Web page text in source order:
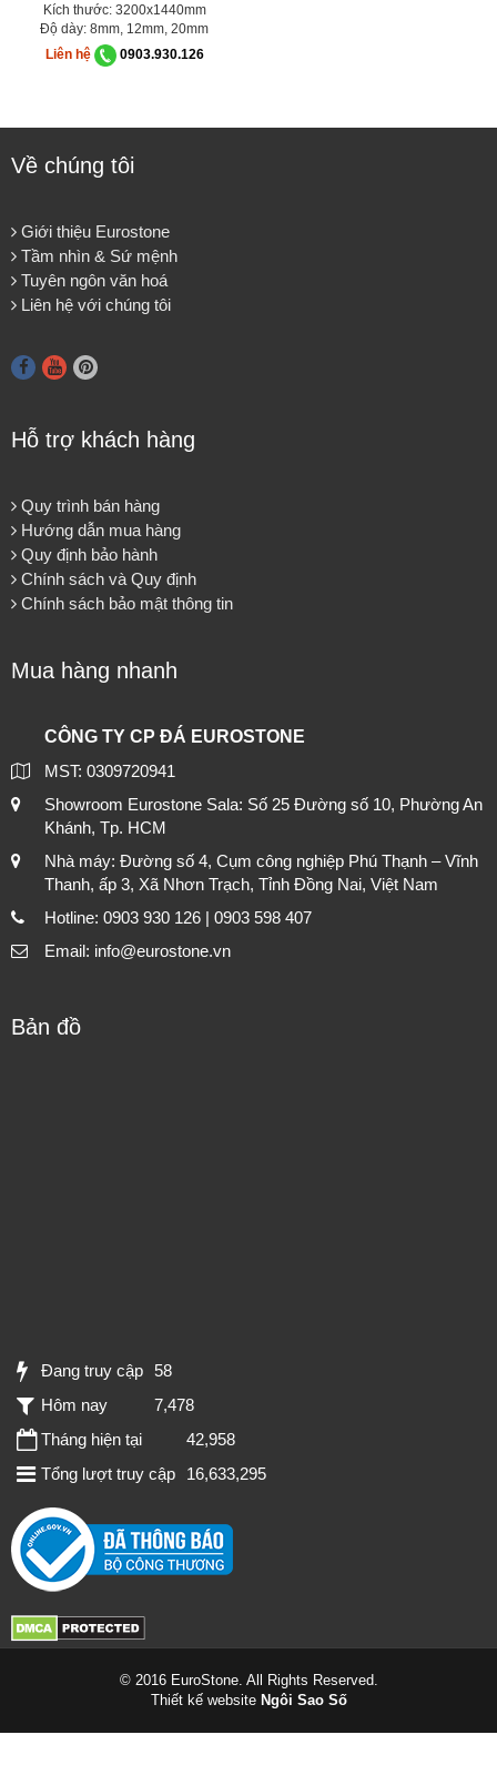
Kích thước: 3200x1440mm
Độ dày: 8mm, 12mm, 20mm
Liên hệ
0903.930.126
Về chúng tôi
Giới thiệu Eurostone
Tầm nhìn & Sứ mệnh
Tuyên ngôn văn hoá
Liên hệ với chúng tôi
Hỗ trợ khách hàng
Quy trình bán hàng
Hướng dẫn mua hàng
Quy định bảo hành
Chính sách và Quy định
Chính sách bảo mật thông tin
Mua hàng nhanh
CÔNG TY CP ĐÁ EUROSTONE
MST: 0309720941
Showroom Eurostone Sala: Số 25 Đường số 10, Phường An
Khánh, Tp. HCM
Nhà máy: Đường số 4, Cụm công nghiệp Phú Thạnh – Vĩnh
Thanh, ấp 3, Xã Nhơn Trạch, Tỉnh Đồng Nai, Việt Nam
Hotline: 0903 930 126 | 0903 598 407
Email: info@eurostone.vn
Bản đồ
Đang truy cập 58
Hôm nay
7,478
Tháng hiện tại
42,958
Tổng lượt truy cập
16,633,295
© 2016 EuroStone. All Rights Reserved.
Thiết kế website Ngôi Sao Số